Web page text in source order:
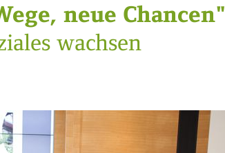
neue Chancen"
wachsen